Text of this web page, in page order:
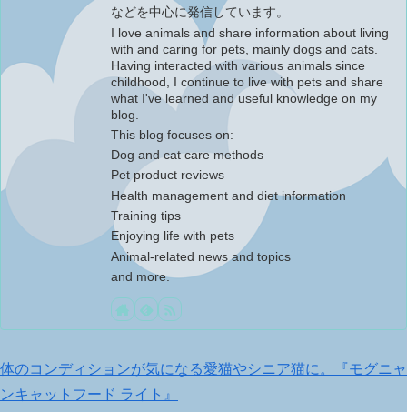
などを中心に発信しています。
I love animals and share information about living
with and caring for pets, mainly dogs and cats.
Having interacted with various animals since
childhood, I continue to live with pets and share
what I've learned and useful knowledge on my
blog.
This blog focuses on:
Dog and cat care methods
Pet product reviews
Health management and diet information
Training tips
Enjoying life with pets
Animal-related news and topics
and more.
体のコンディションが気になる愛猫やシニア猫に。『モグニャ
ンキャットフード ライト』